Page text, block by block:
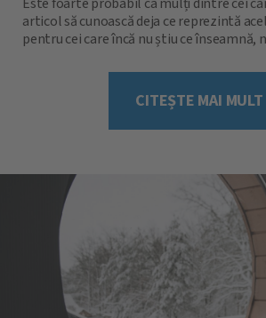
articol să cunoască deja ce reprezintă
pentru cei care încă nu știu ce înseamnă,
ale sistemelor VEKA și sunt exprimate în
exact, dacă privim o fereastră d [...]
CITEȘTE MAI MULT